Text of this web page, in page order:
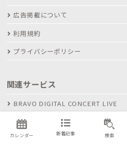
広告掲載について
利用規約
プライバシーポリシー
関連サービス
BRAVO DIGITAL CONCERT LIVE
会社概要
カレンダー 新着記事 検索